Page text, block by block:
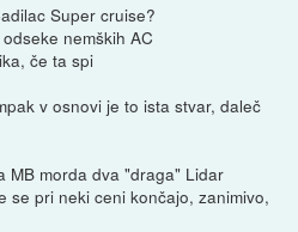
Super cruise?
nemških AC
če ta spi
v osnovi je to ista stvar, daleč
MB morda dva "draga" Lidar
se pri neki ceni končajo, zanimivo,